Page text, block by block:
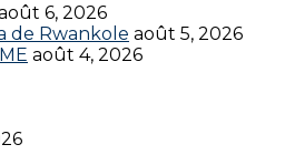
6, 2026
de Rwankole août 5, 2026
août 4, 2026